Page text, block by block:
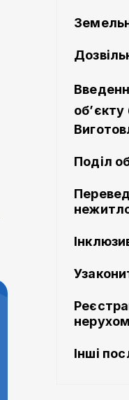
об’єкту
Поділ
Інші